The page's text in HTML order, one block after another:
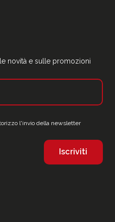
novità e sulle promozioni
l'invio della newsletter